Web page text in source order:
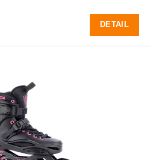
DETAIL